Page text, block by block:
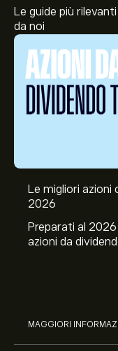
Le guide più
da noi
Le migliori azioni
2026
Preparati al
azioni da
MAGGIORI
Il prezzo attuale